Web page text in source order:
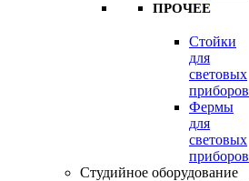
ПРОЧЕЕ
Стойки
для
световых
приборов
Фермы
для
световых
приборов
Студийное оборудование